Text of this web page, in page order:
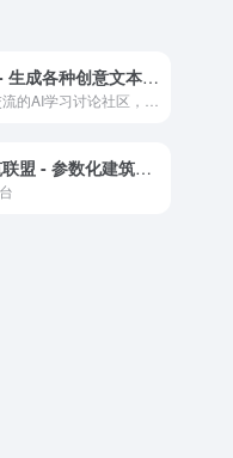
Snackprompt - 生成各种创意文本的工具
NCF参数化建筑联盟 - 参数化建筑设计、数字化设计交流平台